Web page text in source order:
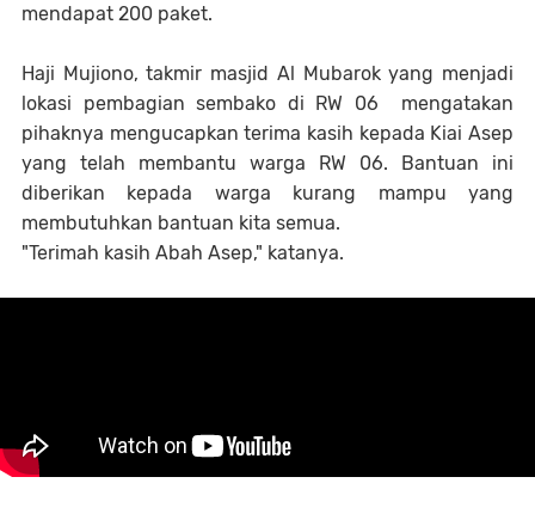
mendapat 200 paket.
Haji Mujiono, takmir masjid Al Mubarok yang menjadi
lokasi pembagian sembako di RW 06 mengatakan
pihaknya mengucapkan terima kasih kepada Kiai Asep
yang telah membantu warga RW 06. Bantuan ini
diberikan kepada warga kurang mampu yang
membutuhkan bantuan kita semua.
"Terimah kasih Abah Asep," katanya.